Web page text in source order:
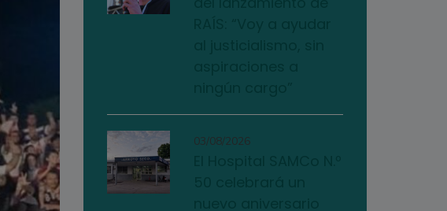
03/08/2026